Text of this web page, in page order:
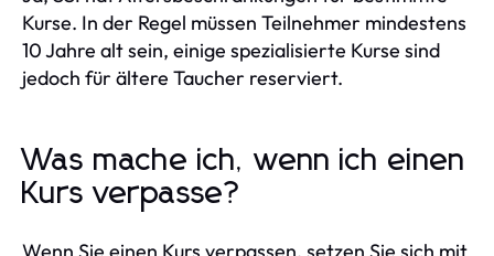
Kurse. In der Regel müssen Teilnehmer mindestens
10 Jahre alt sein, einige spezialisierte Kurse sind
jedoch für ältere Taucher reserviert.
Was mache ich, wenn ich einen
Kurs verpasse?
Wenn Sie einen Kurs verpassen, setzen Sie sich mit